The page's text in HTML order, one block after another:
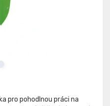
pro pohodlnou práci na